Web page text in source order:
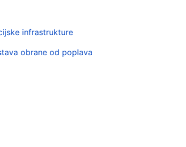
infrastrukture
obrane od poplava